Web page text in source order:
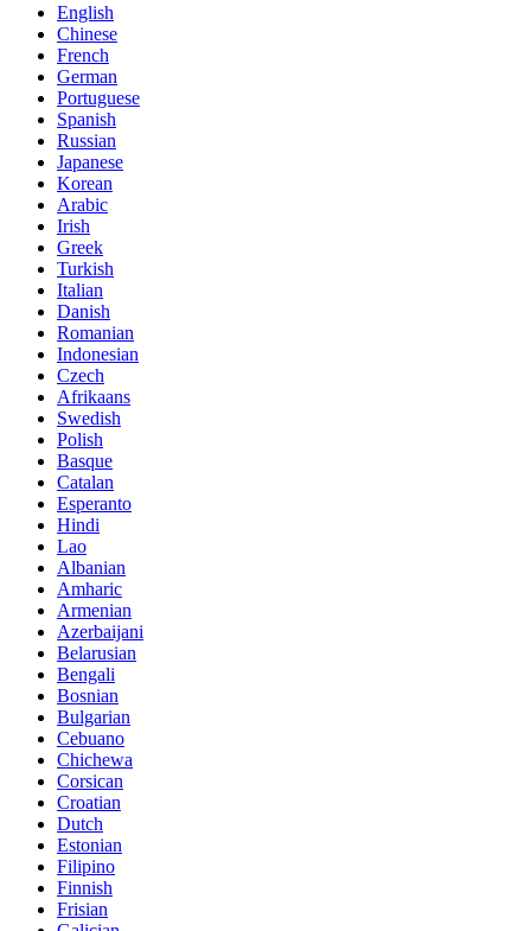
English
Chinese
French
German
Portuguese
Spanish
Russian
Japanese
Korean
Arabic
Irish
Greek
Turkish
Italian
Danish
Romanian
Indonesian
Czech
Afrikaans
Swedish
Polish
Basque
Catalan
Esperanto
Hindi
Lao
Albanian
Amharic
Armenian
Azerbaijani
Belarusian
Bengali
Bosnian
Bulgarian
Cebuano
Chichewa
Corsican
Croatian
Dutch
Estonian
Filipino
Finnish
Frisian